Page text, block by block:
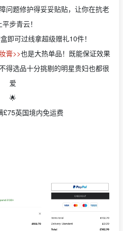
问题修护得妥妥贴贴，让你在抗老
步青云！
即可过线拿超级赠礼10件！
膏>>也是大热单品！既能保证效果
得选品十分挑剔的明星贵妇也都很
爱
🌟
£75英国境内免运费